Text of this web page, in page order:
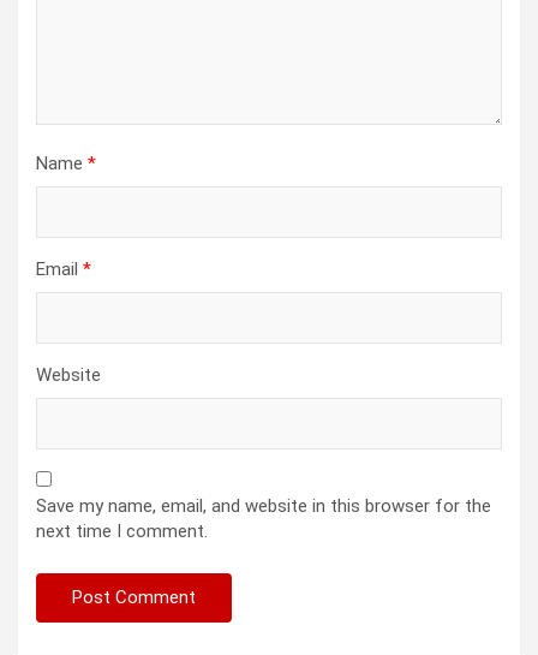
Name *
Email *
Website
Save my name, email, and website in this browser for the
next time I comment.